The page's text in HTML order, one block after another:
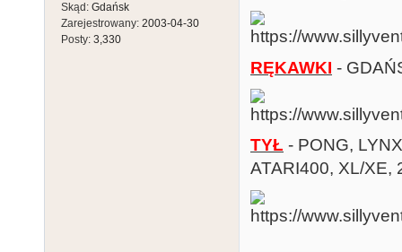
Skąd: Gdańsk
Zarejestrowany: 2003-04-30
Posty: 3,330
RĘKAWKI -
TYŁ - PONG,
ATARI400, XL/XE,